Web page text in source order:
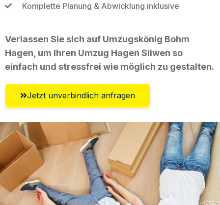
Komplette Planung & Abwicklung inklusive
Verlassen Sie sich auf Umzugskönig Bohm
Hagen, um Ihren Umzug Hagen Sliwen so
einfach und stressfrei wie möglich zu gestalten.
Jetzt unverbindlich anfragen